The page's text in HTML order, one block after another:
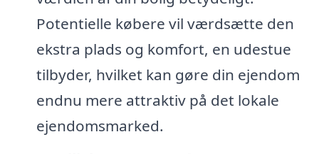
Potentielle købere vil værdsætte den
ekstra plads og komfort, en udestue
tilbyder, hvilket kan gøre din ejendom
endnu mere attraktiv på det lokale
ejendomsmarked.